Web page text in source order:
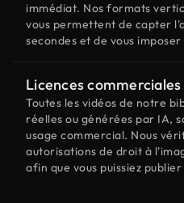
immédiat. Nos formats
vous permettent de capter
secondes et de vous
Licences
Toutes les vidéos de notre
réelles ou générées par IA,
usage commercial. Nous
autorisations de droit à
afin que vous puissiez